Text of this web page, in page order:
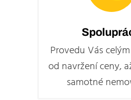
Provedu Vás
od navržení ceny,
samotné